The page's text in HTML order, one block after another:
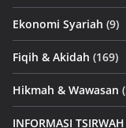
Ekonomi Syariah (9)
Fiqih & Akidah (169)
Hikmah & Wawasan
INFORMASI TSIRWAH